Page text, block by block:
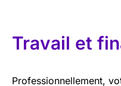
Travail et
Professionnellement,